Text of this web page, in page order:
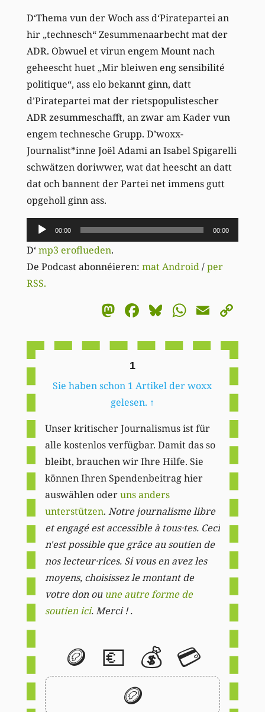
D‘Thema vun der Woch ass d‘Piratepartei an
hir „technesch“ Zesummenaarbecht mat der
ADR. Obwuel et virun engem Mount nach
geheescht huet „Mir bleiwen eng sensibilité
politique“, ass elo bekannt ginn, datt
d’Piratepartei mat der rietspopulistescher
ADR zesummeschafft, an zwar am Kader vun
engem technesche Grupp. D’woxx-
Journalist*inne Joël Adami an Isabel Spigarelli
schwätzen doriwwer, wat dat heescht an datt
dat och bannent der Partei net immens gutt
opgeholl ginn ass.
Audio-
Player
00:00 00:00
D‘mp3 eroflueden.
De Podcast abonnéieren: mat Android/per
RSS.
Mastodon
Facebook
BlueskyEmail
1
Sie haben schon 1 Artikel der woxx
gelesen. ↑
Unser kritischer Journalismus ist für
alle kostenlos verfügbar. Damit das so
bleibt, brauchen wir Ihre Hilfe. Sie
können Ihren Spendenbeitrag hier
auswählen oderuns anders
unterstützen. Notre journalisme libre
et engagé est accessible à tous·tes. Ceci
n'est possible que grâce au soutien de
nos lecteur·rices. Si vous en avez les
moyens, choisissez le montant de
votre don ou une autre forme de
soutien ici. Merci ! .
🪙 💶 💰 💳
🪙